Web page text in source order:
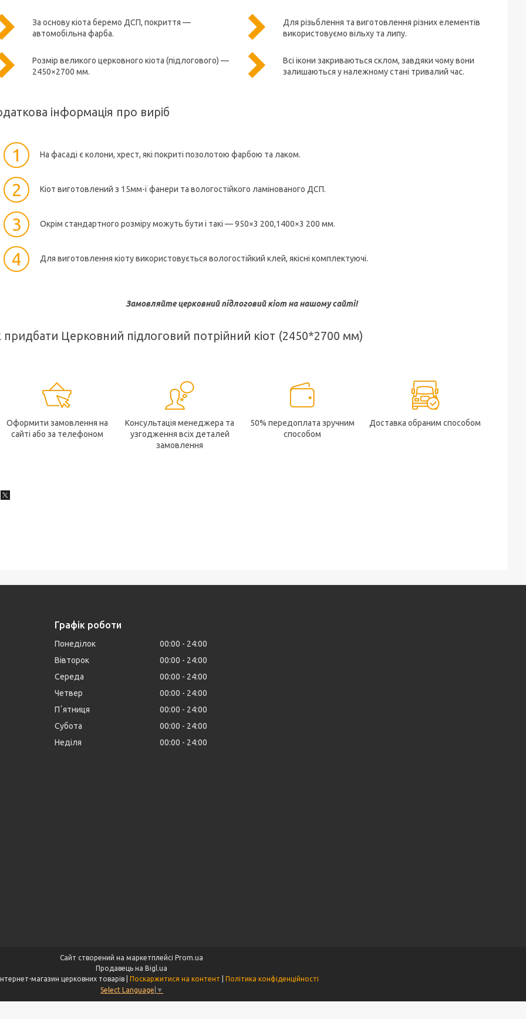
За основу кіота беремо ДСП, покриття —
автомобільна фарба.
Розмір великого церковного кіота (підлогового) —
2450×2700 мм.
Для різьблення та виготовлення різних елементів
використовуємо вільху та липу.
Всі ікони закриваються склом, завдяки чому вони
залишаються у належному стані тривалий час.
інформація про виріб
1 На фасаді є колони, хрест, які покриті позолотою фарбою та лаком.
2 Кіот виготовлений з 15мм-ї фанери та вологостійкого ламінованого ДСП.
3 Окрім стандартного розміру можуть бути і такі — 950×3 200,1400×3 200 мм.
4 Для виготовлення кіоту використовується вологостійкий клей, якісні комплектуючі.
Замовляйте церковний підлоговий кіот на нашому сайті!
придбати Церковний підлоговий потрійний кіот (2450*2700 мм)
Оформити замовлення на
сайті або за телефоном
Консультація менеджера та
узгодження всіх деталей
замовлення
50% передоплата зручним
способом
Доставка обраним способом
Графік роботи
Понеділок 00:00
24:00
Вівторок
00:00
24:00
Середа
00:00
24:00
Четвер
00:00
24:00
Пʼятниця
00:00
24:00
Субота
00:00
24:00
Неділя
00:00 24:00
Сайт створений на маркетплейсі Prom.ua
Продавець на Bigl.ua
Поскаржитися на контент
Політика конфіденційності
Select Language ▼